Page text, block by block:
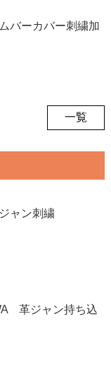
バーカバー刺繍加
一覧
ャン刺繍
革ジャン持ち込